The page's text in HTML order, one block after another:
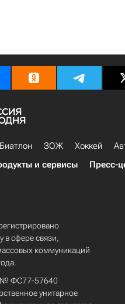
Биатлон ЗОЖ Хоккей
и сервисы Пресс-
в сфере связи,
коммуникаций
№ ФС77-57640
унитарное